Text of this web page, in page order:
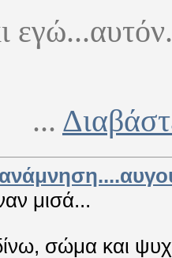
...
μισά...
σώμα και